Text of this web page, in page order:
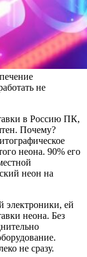
не
в Россию ПК,
Почему?
неона. 90% его
неон на
электроники, ей
неона. Без
не сразу.